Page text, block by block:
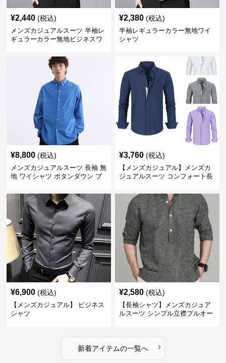
¥2,440 (税込)
メンズカジュアルスーツ 半袖レ
ギュラーカラー無地ビジネスワ
¥2,380 (税込)
半袖レギュラーカラー無地ワイ
シャツ
¥8,800 (税込)
メンズカジュアルスーツ 長袖 無
地 ワイシャツ ボタンダウン ブ
¥3,760 (税込)
【メンズカジュアル】メンズカ
ジュアルスーツ コンフォート長
¥6,900 (税込)
【メンズカジュアル】 ビジネス
シャツ
¥2,580 (税込)
【長袖シャツ】メンズカジュア
ルスーツ シンプル立襟プルオー
新着アイテムの一覧へ ›